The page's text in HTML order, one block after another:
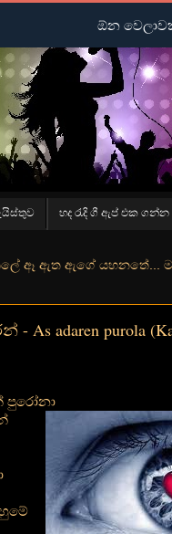
හද රැදි ගී ඇප් එක ගන්න
යහනතේ... මා එතෙර ආ
As adaren purola
පුරෝනා
ඕන